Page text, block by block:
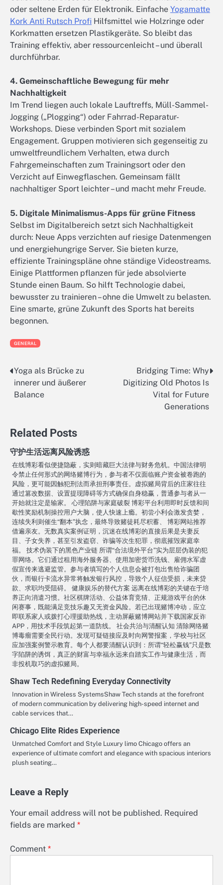
oder seltene Erden für Elektronik. Einfache Yogamatte
Kork Anti Rutsch Profi Hilfsmittel wie Holzringe oder
Korkmatten ersetzen Plastikgeräte. So bleibt das
Training effektiv, aber ressourcenleicht – und überall
durchführbar.
4. Gemeinschaftliche Bewegung für mehr
Nachhaltigkeit
Im Trend liegen auch lokale Lauftreffs, Müll-Sammel-
Jogging („Plogging“) oder Fahrrad-Reparatur-
Workshops. Diese verbinden Sport mit sozialem
Engagement. Gruppen motivieren sich gegenseitig zu
umweltfreundlichem Verhalten, etwa durch
Fahrgemeinschaften zum Trainingsort oder den
Verzicht auf Einwegflaschen. Gemeinsam fällt
nachhaltiger Sport leichter – und macht mehr Freude.
5. Digitale Minimalismus-Apps für grüne Fitness
Selbst im Digitalbereich setzt sich Nachhaltigkeit
durch: Neue Apps verzichten auf riesige Datenmengen
und energiehungrige Server. Sie bieten kurze,
effiziente Trainingspläne ohne ständige Videostreams.
Einige Plattformen pflanzen für jede absolvierte
Stunde einen Baum. So hilft Technologie dabei,
bewusster zu trainieren – ohne die Umwelt zu belasten.
Eine smarte, grüne Zukunft des Sports hat bereits
begonnen.
GENERAL
Post
navigation
Yoga als Brücke zu
innerer und äußerer
Balance
Bridging Time: Why
Digitizing Old Photos Is
Vital for Future
Generations
Related Posts
守护生活远离风险诱惑
在线博彩看似便捷隐蔽，实则暗藏巨大法律与财务危机。中国法律明
令禁止任何形式的网络赌博行为，参与者不仅面临账户资金被卷跑的
风险，更可能因触犯刑法而承担刑事责任。虚拟赌局背后的庄家往往
通过篡改数据、设置提现障碍等方式确保自身稳赢，普通参与者从一
开始就注定是输家。 心理陷阱与家庭破裂 博彩平台利用即时反馈和间
歇性奖励机制操控用户大脑，使人快速上瘾。初尝小利会激发贪婪，
连续失利则催生“翻本”执念，最终导致赌徒耗尽积蓄、 博彩网站推荐
借遍亲友。无数真实案例证明，沉迷在线博彩的直接后果是夫妻反
目、子女失养，甚至引发盗窃、诈骗等次生犯罪，彻底摧毁家庭幸
福。 技术伪装下的黑色产业链 所谓“合法境外平台”实为层层伪装的犯
罪网络。它们通过租用海外服务器、使用加密货币洗钱、雇佣水军虚
假宣传来逃避监管。参与者填写的个人信息会被打包出售给诈骗团
伙，而银行卡流水异常将触发银行风控，导致个人征信受损，未来贷
款、求职均受阻碍。 健康娱乐的替代方案 远离在线博彩的关键在于培
养正向消遣习惯。社区棋牌活动、公益体育竞猜、正规游戏平台的休
闲赛事，既能满足竞技乐趣又无资金风险。若已出现赌博冲动，应立
即联系家人或拨打心理援助热线，主动屏蔽赌博网站并下载国家反诈
APP，用技术手段筑起第一道防线。 社会共治与清醒认知 清除网络赌
博毒瘤需要全民行动。发现可疑链接应及时向网警报案，学校与社区
应加强案例警示教育。每个人都要清醒认识到：所谓“轻松赢钱”只是数
字陷阱的诱饵，真正的财富与幸福永远来自踏实工作与健康生活，而
非投机取巧的虚拟赌局。
Shaw Tech Redefining Everyday Connectivity
Innovation in Wireless SystemsShaw Tech stands at the forefront
of modern communication by delivering high-speed internet and
cable services that…
Chicago Elite Rides Experience
Unmatched Comfort and Style Luxury limo Chicago offers an
experience of ultimate comfort and elegance with spacious interiors
plush seating…
Leave a Reply
Your email address will not be published. Required
fields are marked *
Comment *